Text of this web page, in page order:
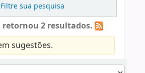
Filtre sua pesquisa
retornou 2 resultados.
sugestões.